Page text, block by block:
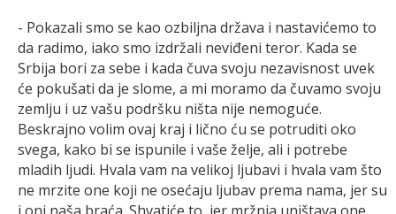
- Pokazali smo se kao ozbiljna država i nastavićemo to
da radimo, iako smo izdržali neviđeni teror. Kada se
Srbija bori za sebe i kada čuva svoju nezavisnost uvek
će pokušati da je slome, a mi moramo da čuvamo svoju
zemlju i uz vašu podršku ništa nije nemoguće.
Beskrajno volim ovaj kraj i lično ću se potruditi oko
svega, kako bi se ispunile i vaše želje, ali i potrebe
mladih ljudi. Hvala vam na velikoj ljubavi i hvala vam što
ne mrzite one koji ne osećaju ljubav prema nama, jer su